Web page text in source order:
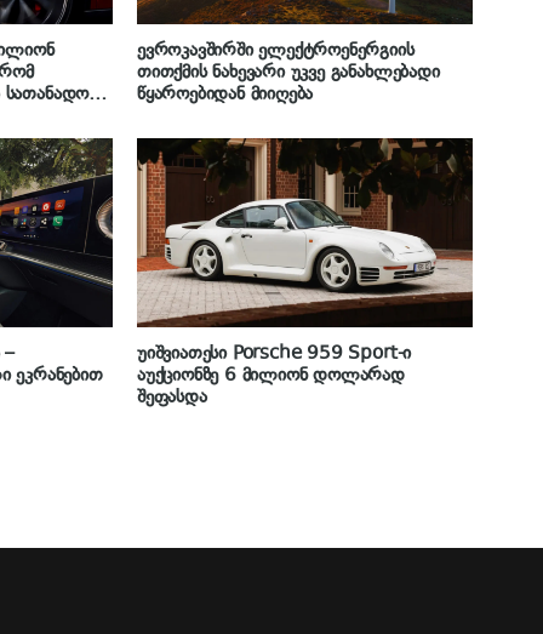
ევროკავშირში ელექტროენერგიის
თითქმის ნახევარი უკვე განახლებადი
წყაროებიდან მიიღება
–
ეკრანებით
უიშვიათესი Porsche 959 Sport-ი
აუქციონზე 6 მილიონ დოლარად
შეფასდა